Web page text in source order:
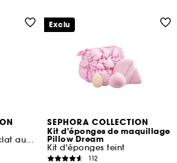
Poudre nettoyante éclat aux vitamines C+E
SEPHORA COLLECTION
Kit d'éponges de maquillage
Pillow Dream
Kit d'éponges teint
112
Exclu